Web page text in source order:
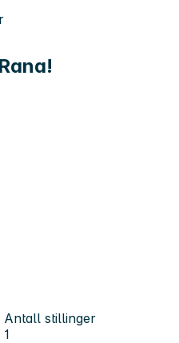
Antall stillinger
1